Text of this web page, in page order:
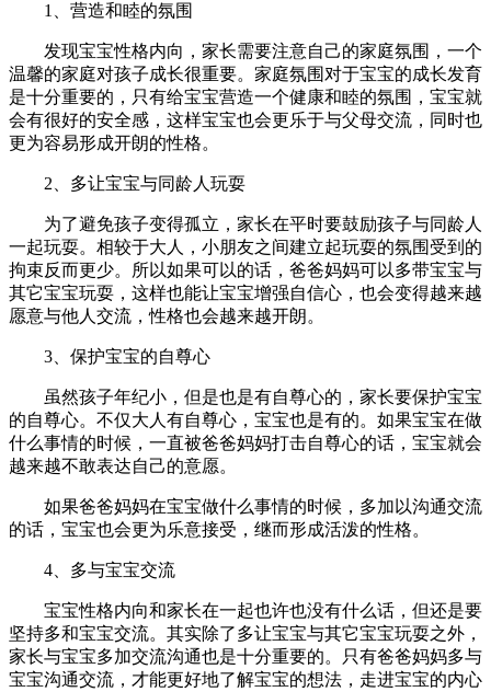
1、营造和睦的氛围
发现宝宝性格内向，家长需要注意自己的家庭氛围，一个
温馨的家庭对孩子成长很重要。家庭氛围对于宝宝的成长发育
是十分重要的，只有给宝宝营造一个健康和睦的氛围，宝宝就
会有很好的安全感，这样宝宝也会更乐于与父母交流，同时也
更为容易形成开朗的性格。
2、多让宝宝与同龄人玩耍
为了避免孩子变得孤立，家长在平时要鼓励孩子与同龄人
一起玩耍。相较于大人，小朋友之间建立起玩耍的氛围受到的
拘束反而更少。所以如果可以的话，爸爸妈妈可以多带宝宝与
其它宝宝玩耍，这样也能让宝宝增强自信心，也会变得越来越
愿意与他人交流，性格也会越来越开朗。
3、保护宝宝的自尊心
虽然孩子年纪小，但是也是有自尊心的，家长要保护宝宝
的自尊心。不仅大人有自尊心，宝宝也是有的。如果宝宝在做
什么事情的时候，一直被爸爸妈妈打击自尊心的话，宝宝就会
越来越不敢表达自己的意愿。
如果爸爸妈妈在宝宝做什么事情的时候，多加以沟通交流
的话，宝宝也会更为乐意接受，继而形成活泼的性格。
4、多与宝宝交流
宝宝性格内向和家长在一起也许也没有什么话，但还是要
坚持多和宝宝交流。其实除了多让宝宝与其它宝宝玩耍之外，
家长与宝宝多加交流沟通也是十分重要的。只有爸爸妈妈多与
宝宝沟通交流，才能更好地了解宝宝的想法，走进宝宝的内心